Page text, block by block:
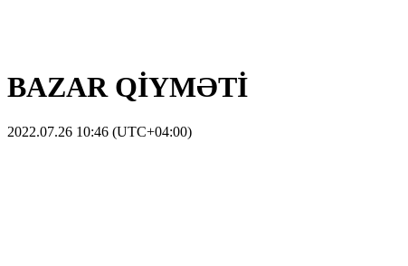
BAZAR QİYMƏTİ
2022.07.26 10:46 (UTC+04:00)